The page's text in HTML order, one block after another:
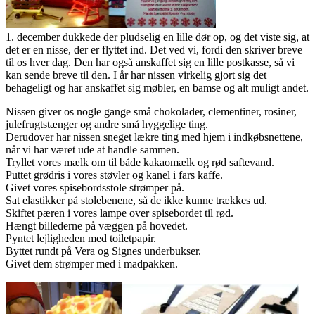
1. december dukkede der pludselig en lille dør op, og det viste sig, at
det er en nisse, der er flyttet ind. Det ved vi, fordi den skriver breve
til os hver dag. Den har også anskaffet sig en lille postkasse, så vi
kan sende breve til den. I år har nissen virkelig gjort sig det
behageligt og har anskaffet sig møbler, en bamse og alt muligt andet.
Nissen giver os nogle gange små chokolader, clementiner, rosiner,
julefrugtstænger og andre små hyggelige ting.
Derudover har nissen sneget lækre ting med hjem i indkøbsnettene,
når vi har været ude at handle sammen.
Tryllet vores mælk om til både kakaomælk og rød saftevand.
Puttet grødris i vores støvler og kanel i fars kaffe.
Givet vores spisebordsstole strømper på.
Sat elastikker på stolebenene, så de ikke kunne trækkes ud.
Skiftet pæren i vores lampe over spisebordet til rød.
Hængt billederne på væggen på hovedet.
Pyntet lejligheden med toiletpapir.
Byttet rundt på Vera og Signes underbukser.
Givet dem strømper med i madpakken.